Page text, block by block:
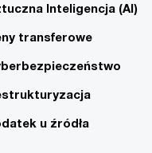
Inteligencja (AI)
transferowe
u źródła